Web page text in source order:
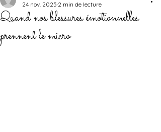
Quand nos blessures émotionnelles
prennent le micro
24 nov. 2025 2 min de lecture